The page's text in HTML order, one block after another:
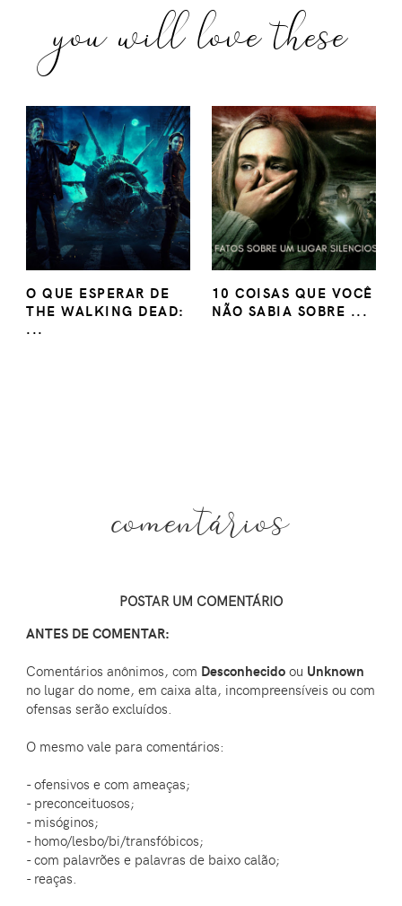
you will love these
O QUE ESPERAR DE
THE WALKING DEAD:
...
10 COISAS QUE VOCÊ
NÃO SABIA SOBRE ...
comentários
POSTAR UM COMENTÁRIO
ANTES DE COMENTAR:
Comentários anônimos, com Desconhecido ou Unknown
no lugar do nome, em caixa alta, incompreensíveis ou com
ofensas serão excluídos.
O mesmo vale para comentários:
- ofensivos e com ameaças;
- preconceituosos;
- misóginos;
- homo/lesbo/bi/transfóbicos;
- com palavrões e palavras de baixo calão;
- reaças.